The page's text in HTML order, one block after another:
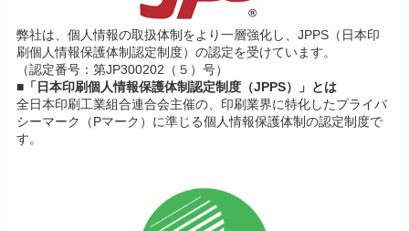
弊社は、個人情報の取扱体制をより一層強化し、JPPS（日本印
刷個人情報保護体制認定制度）の認定を受けています。
（認定番号：第JP300202（５）号）
■「日本印刷個人情報保護体制認定制度（JPPS）」とは
全日本印刷工業組合連合会主催の、印刷業界に特化したプライバ
シーマーク（Pマーク）に準じる個人情報保護体制の認定制度で
す。